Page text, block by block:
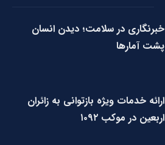
خبرنگاری در سلامت؛ دیدن انسان
پشت آمارها
ارائه خدمات ویژه بازتوانی به زائران
اربعین در موکب ۱۰۹۲